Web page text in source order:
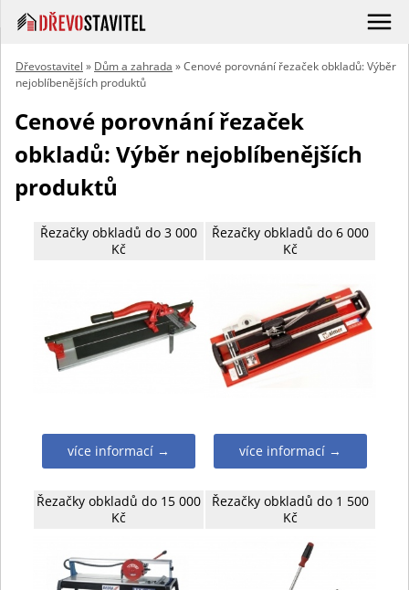
Dřevostavitel » Dům a zahrada » Cenové porovnání řezaček obkladů: Výběr
nejoblíbenějších produktů
Cenové porovnání řezaček
obkladů: Výběr nejoblíbenějších
produktů
Řezačky obkladů do 3 000
Kč
více informací →
Řezačky obkladů do 6 000
Kč
více informací →
Řezačky obkladů do 15 000
Kč
Řezačky obkladů do 1 500
Kč